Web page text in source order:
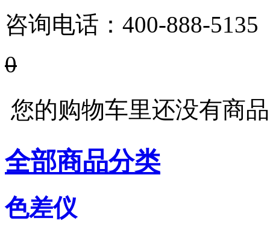
咨询电话： 400-888-5135
0
您的购物车里还没有商
全部商品分类
色差仪